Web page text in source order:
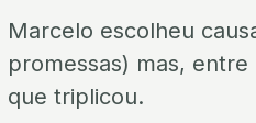
Marcelo escolheu
promessas) mas,
que triplicou.